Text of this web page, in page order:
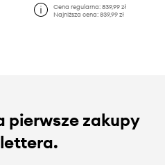
Cena regularna: 839,99 zł
Najniższa cena: 839,99 zł
pierwsze zakupy